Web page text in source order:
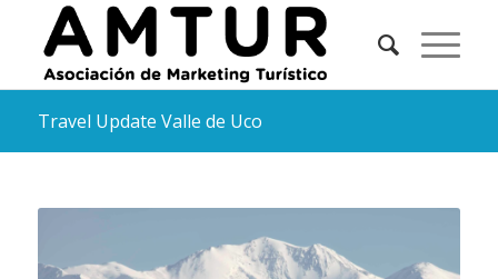
Travel Update Valle de Uco